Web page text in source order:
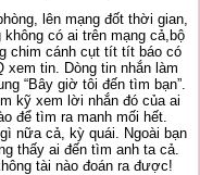
lên mạng đốt thời gian,
có ai trên mạng cả,bộ
chim cánh cụt tít tít báo có
tin. Dòng tin nhắn làm
“Bây giờ tôi đến tìm bạn”.
kỹ xem lời nhắn đó của ai
để tìm ra manh mối hết.
nữa cả, kỳ quái. Ngoài bạn
thấy ai đến tìm anh ta cả.
tài nào đoán ra được!